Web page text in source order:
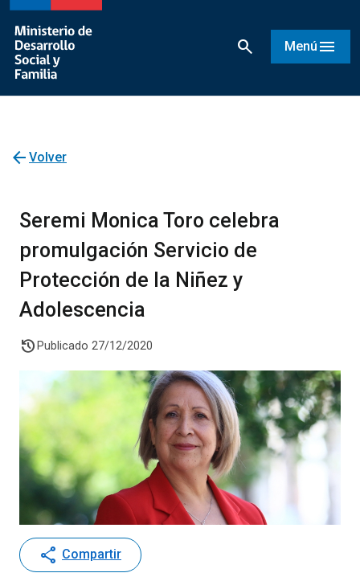
search Menú menu
arrow_back Volver
Seremi Monica Toro celebra
promulgación Servicio de
Protección de la Niñez y
Adolescencia
history Publicado 27/12/2020
share Compartir